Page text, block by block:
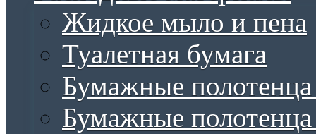
Жидкое мыло и пена
Туалетная бумага
Бумажные полотенца
Бумажные полотенца